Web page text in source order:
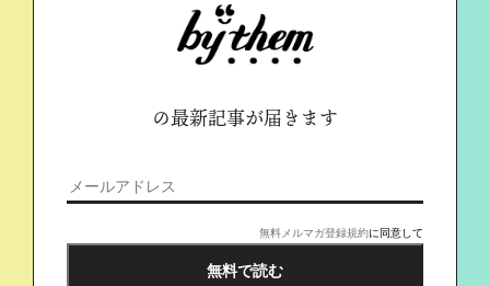
の最新記事が届きます
無料メルマガ登録規約に同意して